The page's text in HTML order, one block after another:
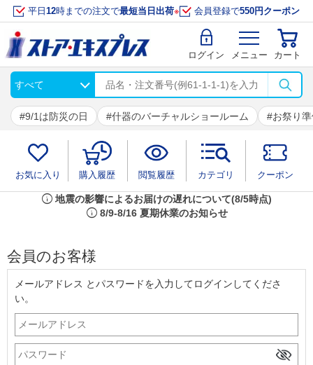
平日 12時までの注文で最短当日出荷※ 会員登録で550円クーポン
ログイン メニュー カート
9/1は防災の日 什器のバーチャルショールーム お祭り
お気に入り 購入履歴 閲覧履歴 カテゴリ クーポン
info 地震の影響によるお届けの遅れについて(8/5時点)
info 8/9-8/16 夏期休業のお知らせ
会員のお客様
メールアドレス とパスワードを入力してログインしてくださ
い。